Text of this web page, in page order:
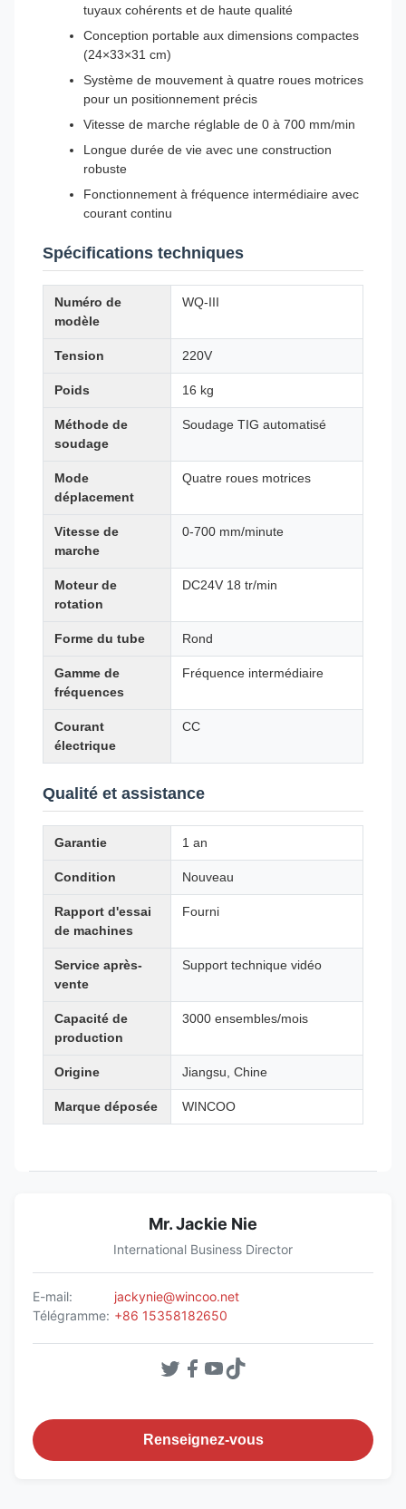
tuyaux cohérents et de haute qualité
Conception portable aux dimensions compactes
(24×33×31 cm)
Système de mouvement à quatre roues motrices
pour un positionnement précis
Vitesse de marche réglable de 0 à 700 mm/min
Longue durée de vie avec une construction
robuste
Fonctionnement à fréquence intermédiaire avec
courant continu
Spécifications techniques
Numéro de
modèle
WQ-III
Tension 220V
Poids 16 kg
Méthode de
soudage
Soudage TIG automatisé
Mode
déplacement
Quatre roues motrices
Vitesse de
marche
0-700 mm/minute
Moteur de
rotation
DC24V 18 tr/min
Forme du tube Rond
Gamme de
fréquences
Fréquence intermédiaire
Courant
électrique
CC
Qualité et assistance
Garantie 1 an
Condition Nouveau
Rapport d'essai
de machines
Fourni
Service après-
vente
Support technique vidéo
Capacité de
production
3000 ensembles/mois
Origine Jiangsu, Chine
Marque déposée WINCOO
Mr. Jackie Nie
International Business Director
E-mail:
jackynie@wincoo.net
Télégramme: +86 15358182650
Renseignez-vous